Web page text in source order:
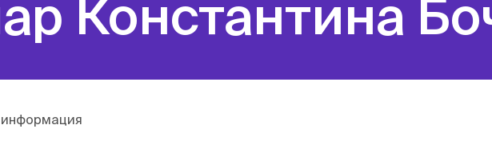
Константина